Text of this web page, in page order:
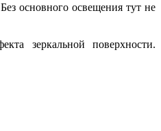
основного освещения тут не
зеркальной поверхности.